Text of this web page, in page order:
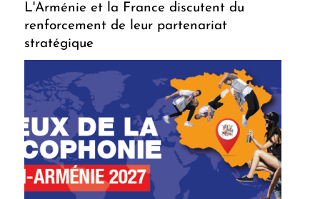
L'Arménie et la France discutent du
renforcement de leur partenariat
stratégique